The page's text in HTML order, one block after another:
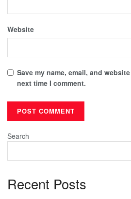
Website
Save my name, email, and
next time I comment.
Search
Recent Posts